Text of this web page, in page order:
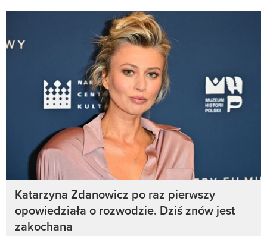
Katarzyna Zdanowicz po raz pierwszy
opowiedziała o rozwodzie. Dziś znów jest
zakochana